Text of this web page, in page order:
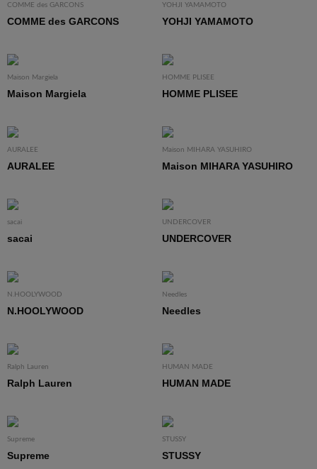
COMME des GARCONS
COMME des GARCONS
YOHJI YAMAMOTO
YOHJI YAMAMOTO
Maison Margiela
Maison Margiela
HOMME PLISEE
HOMME PLISEE
AURALEE
AURALEE
Maison MIHARA YASUHIRO
Maison MIHARA YASUHIRO
sacai
sacai
UNDERCOVER
UNDERCOVER
N.HOOLYWOOD
N.HOOLYWOOD
Needles
Needles
Ralph Lauren
Ralph Lauren
HUMAN MADE
HUMAN MADE
Supreme
Supreme
STUSSY
STUSSY